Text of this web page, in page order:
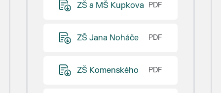
ZŠ a MŠ Kupkova
ZŠ Jana Noháče
ZŠ Komenského